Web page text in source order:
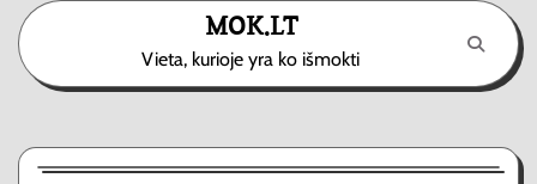
Skip
content
MOK.LT
Vieta, kurioje yra ko išmokti
Paslaugos